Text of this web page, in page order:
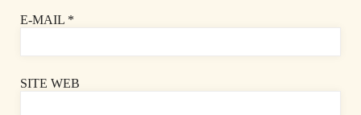
E-MAIL *
SITE WEB